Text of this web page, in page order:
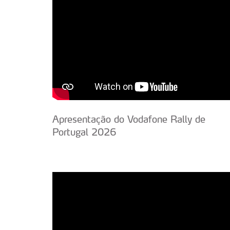
Apresentação do Vodafone Rally de
Portugal 2026